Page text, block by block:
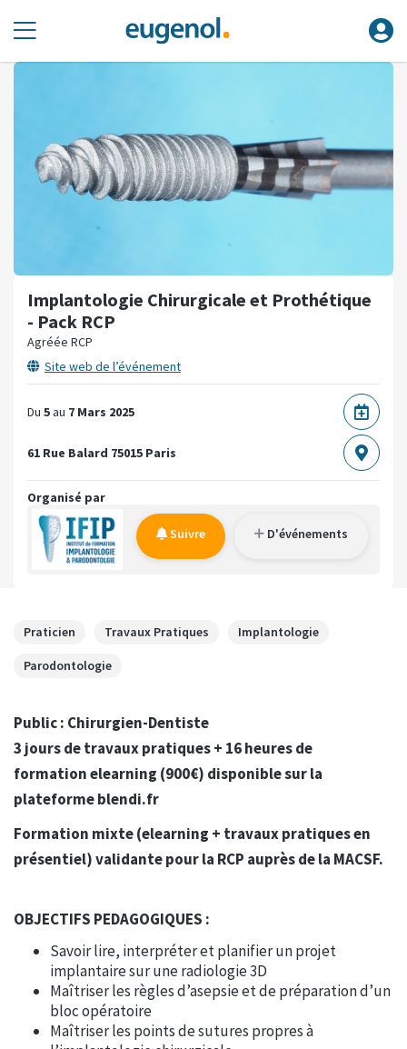
Implantologie Chirurgicale et Prothétique
- Pack RCP
Agréée RCP
Site web de l’événement
Du 5au 7 Mars 2025
61 Rue Balard 75015 Paris
Organisé par
Suivre D'événements
Praticien Travaux Pratiques Implantologie
Parodontologie
Public : Chirurgien-Dentiste
3 jours de travaux pratiques + 16 heures de
formation elearning (900€) disponible sur la
plateforme blendi.fr
Formation mixte (elearning + travaux pratiques en
présentiel) validante pour la RCP auprès de la MACSF.
OBJECTIFS PEDAGOGIQUES :
Savoir lire, interpréter et planifier un projet
implantaire sur une radiologie 3D
Maîtriser les règles d’asepsie et de préparation d’un
bloc opératoire
Maîtriser les points de sutures propres à